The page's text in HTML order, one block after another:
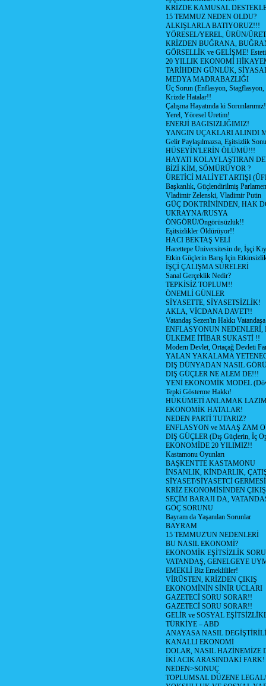
KRİZDE KAMUSAL
15 TEMMUZ NEDEN OLDU?
ALKIŞLARLA BATIYORUZ!!!
YÖRESEL/YEREL, ÜRÜN/
KRİZDEN BUĞRANA,
GÖRSELLİK ve GELİŞME!
20 YILLIK EKONOMİ
TARİHDEN GÜNLÜK,
MEDYA MADRABAZLIĞI
Üç Sorun (Enflasyon, Stagflasyon,
Krizde Hatalar!!
Çalışma Hayatında ki
Yerel, Yöresel Üretim!
ENERJİ BAGISIZLIĞIMIZ!
YANGIN UÇAKLARI ALINDI
Gelir Paylaşılmazsa, Eşitsizlik
HÜSEYİN'LERİN ÖLÜMÜ!!!
HAYATI KOLAYLAŞTIRAN
BİZİ KİM, SÖMÜRÜYOR ?
ÜRETİCİ MALİYET ARTIŞI
Başkanlık, Güçlendirilmiş
Vladimir Zelenski, Vladimir Putin
GÜÇ DOKTRİNİNDEN, HAK
UKRAYNA/RUSYA
ÖNGÖRÜ/Öngörüsüzlük!!
Eşitsizlikler Öldürüyor!!
HACI BEKTAŞ VELİ
Hacettepe Üniversitesin de, İşçi
Etkin Güçlerin Barış İçin
İŞÇİ ÇALIŞMA SÜRELERİ
Sanal Gerçeklik Nedir?
TEPKİSİZ TOPLUM!!
ÖNEMLİ GÜNLER
SİYASETTE, SİYASETSİZLİK!
AKLA, VİCDANA DAVET!!
Vatandaş Sezen'in Hakkı
ENFLASYONUN NEDENLERİ,
ÜLKEME İTİBAR SUKASTİ !!
Modern Devlet, Ortaçağ Devleti
YALAN YAKALAMA
DIŞ DÜNYADAN NASIL
DIŞ GÜÇLER NE ALEM DE!!!
YENİ EKONOMİK MODEL
Tepki Gösterme Hakkı!
HÜKÜMETİ ANLAMAK
EKONOMİK HATALAR!
NEDEN PARTİ TUTARIZ?
ENFLASYON ve MAAŞ ZAM
DIŞ GÜÇLER (Dış Güçlerin, İç
EKONOMİDE 20 YILIMIZ!!
Kastamonu Oyunları
BAŞKENTTE KASTAMONU
İNSANLIK, KİNDARLIK,
SİYASET/SİYASETCİ
KRİZ EKONOMİSİNDEN ÇIKIŞ
SEÇİM BARAJI DA,
GÖÇ SORUNU
Bayram da Yaşanılan Sorunlar
BAYRAM
15 TEMMUZ'UN NEDENLERİ
BU NASIL EKONOMİ?
EKONOMİK EŞİTSİZLİK
VATANDAŞ, GENELGEYE
EMEKLİ Biz Emeklililer!
VİRÜSTEN, KRİZDEN ÇIKIŞ
EKONOMİNİN SİNİR UCLARI
GAZETECİ SORU SORAR!!
GAZETECİ SORU SORAR!!
GELİR ve SOSYAL
TÜRKİYE – ABD
ANAYASA NASIL
KANALLI EKONOMİ
DOLAR, NASIL HAZİNEMİZE
İKİ ACIK ARASINDAKİ FARK!
NEDEN>SONUÇ
TOPLUMSAL DÜZENE